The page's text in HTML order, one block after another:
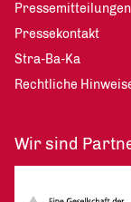
Pressemitteilungen
Pressekontakt
Stra-Ba-Ka
Rechtliche
Wir sind